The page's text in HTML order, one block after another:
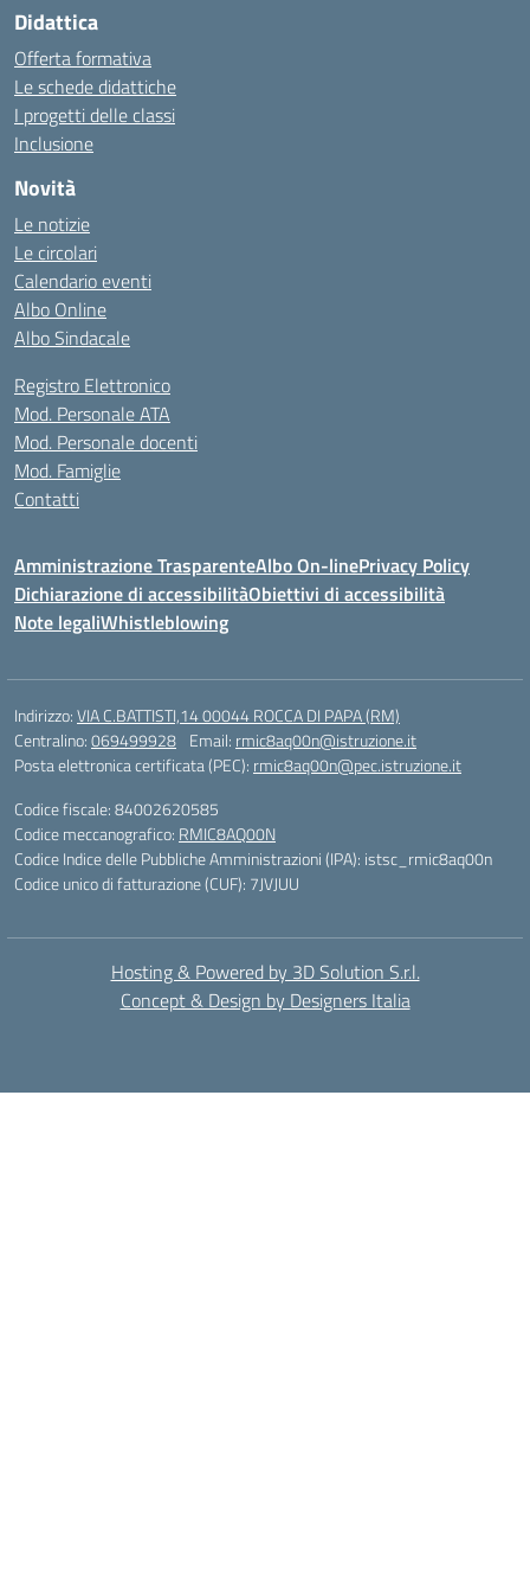
Didattica
Offerta formativa
Le schede didattiche
I progetti delle classi
Inclusione
Novità
Le notizie
Le circolari
Calendario eventi
Albo Online
Albo Sindacale
Registro Elettronico
Mod. Personale ATA
Mod. Personale docenti
Mod. Famiglie
Contatti
Amministrazione TrasparenteAlbo On-linePrivacy Policy
Dichiarazione di accessibilitàObiettivi di accessibilità
Note legaliWhistleblowing
Indirizzo:VIA C.BATTISTI,14 00044 ROCCA DI PAPA (RM)
Centralino:069499928 Email: rmic8aq00n@istruzione.it
Posta elettronica certificata (PEC): rmic8aq00n@pec.istruzione.it
Codice fiscale: 84002620585
Codice meccanografico: RMIC8AQ00N
Codice Indice delle Pubbliche Amministrazioni (IPA): istsc_rmic8aq00n
Codice unico di fatturazione (CUF): 7JVJUU
Hosting & Powered by 3D Solution S.r.l.
Concept & Design by Designers Italia